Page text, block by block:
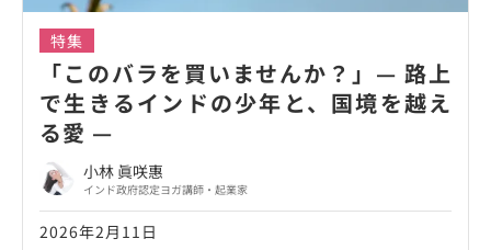
特集
「このバラを買いませんか？」— 路上
で生きるインドの少年と、国境を越え
る愛 —
小林 眞咲惠
インド政府認定ヨガ講師・起業家
2026年2月11日